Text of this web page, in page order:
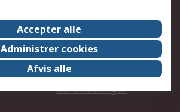
Salgsbetingelser
Pressecenter
ESG
Certificeringer
Accepter alle
Administrer cookies
Afvis alle